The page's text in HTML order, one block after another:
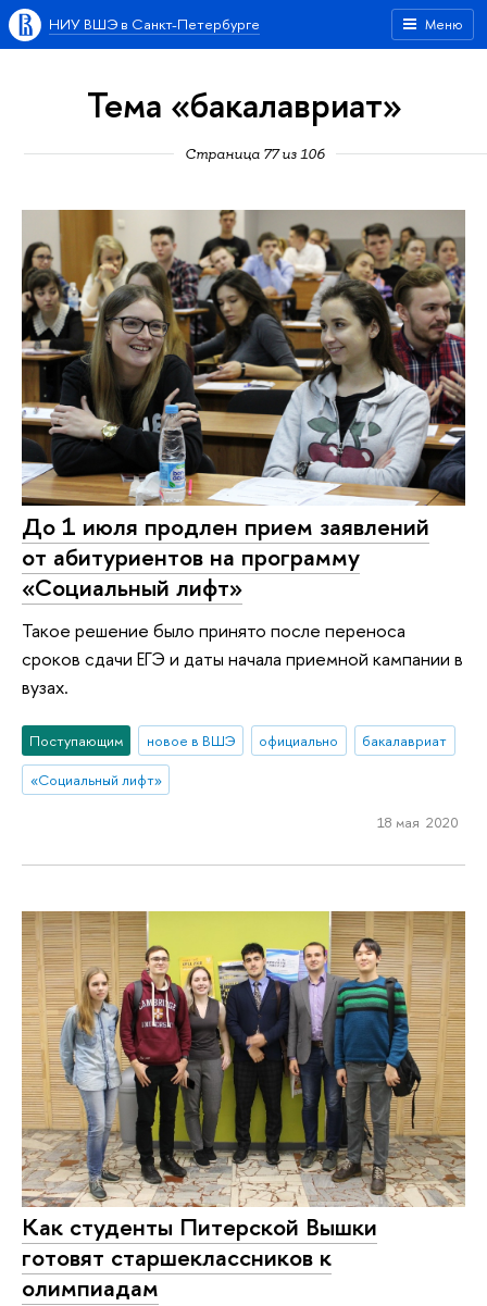
Меню
НИУ ВШЭ в Санкт-Петербурге
Тема «бакалавриат»
Страница 77 из 106
До 1 июля продлен прием заявлений
от абитуриентов на программу
«Социальный лифт»
Такое решение было принято после переноса
сроков сдачи ЕГЭ и даты начала приемной кампании в
вузах.
Поступающим новое в ВШЭ официально
бакалавриат
«Социальный лифт»
18 мая 2020
Как студенты Питерской Вышки
готовят старшеклассников к
олимпиадам